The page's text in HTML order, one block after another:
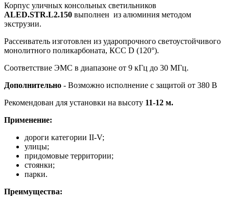
Корпус уличных консольных светильников
ALED.STR.L2.150 выполнен из алюминия методом
экструзии.
Рассеиватель изготовлен из ударопрочного светоустойчивого
монолитного поликарбоната, КСС D (120°).
Соответствие ЭМС в диапазоне от 9 кГц до 30 МГц.
Дополнительно - Возможно исполнение с защитой от 380 В
Рекомендован для установки на высоту 11-12 м.
Применение:
дороги категории II-V;
улицы;
придомовые территории;
стоянки;
парки.
Преимущества: